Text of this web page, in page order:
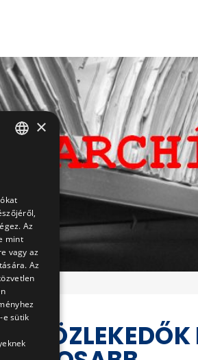
A
×
Az
mint
vagy az
Az
e sütik